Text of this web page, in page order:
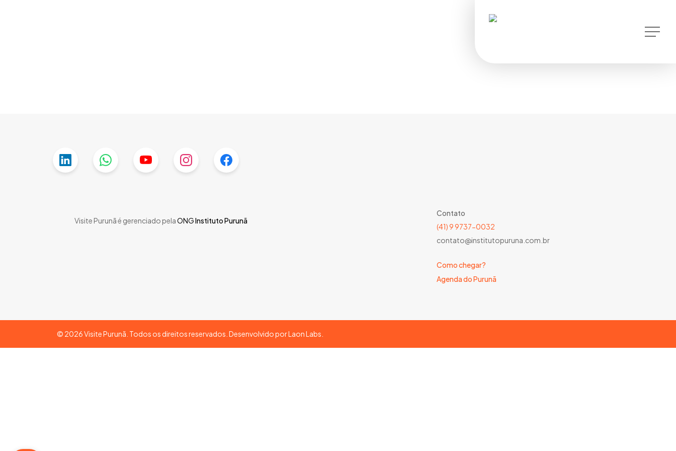
instagramMenu
Visite Purunã é gerenciado pelaONGInstituto Purunã
Contato
(41) 9 9737-0032
contato@institutopuruna.com.br
Como chegar?
Agenda do Purunã
© 2026Visite Purunã. Todos os direitos reservados. Desenvolvido porLaon Labs